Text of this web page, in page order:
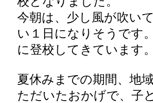
今朝は、少し風が吹い
い１日になりそうです
に登校してきています
夏休みまでの期間、地
ただいたおかげで、子